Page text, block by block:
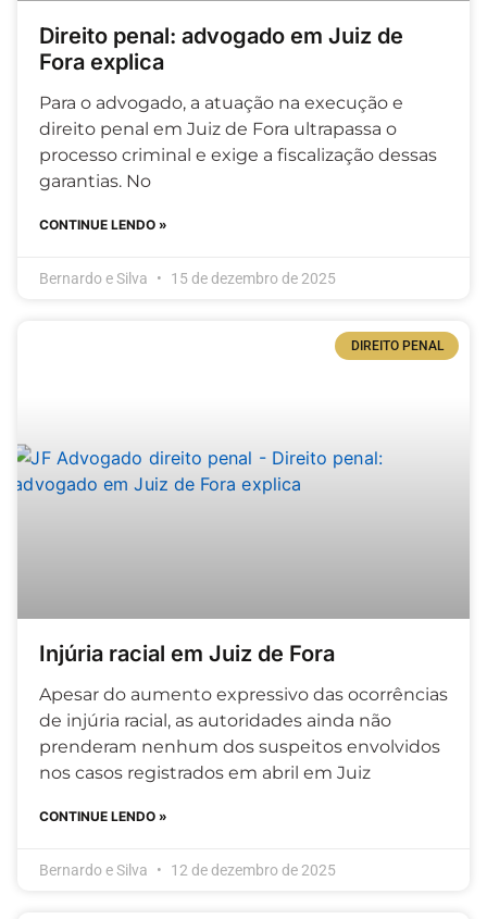
Direito penal: advogado em Juiz de
Fora explica
Para o advogado, a atuação na execução e
direito penal em Juiz de Fora ultrapassa o
processo criminal e exige a fiscalização dessas
garantias. No
CONTINUE LENDO »
Bernardo e Silva 15 de dezembro de 2025
DIREITO PENAL
Injúria racial em Juiz de Fora
Apesar do aumento expressivo das ocorrências
de injúria racial, as autoridades ainda não
prenderam nenhum dos suspeitos envolvidos
nos casos registrados em abril em Juiz
CONTINUE LENDO »
Bernardo e Silva 12 de dezembro de 2025